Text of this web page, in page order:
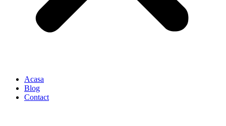
Acasa
Blog
Contact